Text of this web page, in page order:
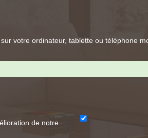
votre ordinateur, tablette ou téléphone
de notre